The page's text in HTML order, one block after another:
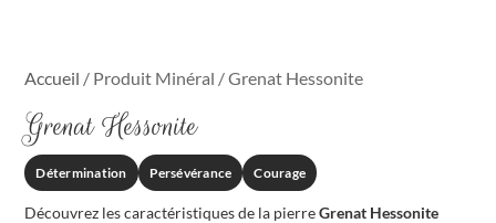
Accueil / Produit Minéral / Grenat Hessonite
Grenat Hessonite
Détermination Persévérance Courage
Découvrez les caractéristiques de la pierreGrenat Hessonite